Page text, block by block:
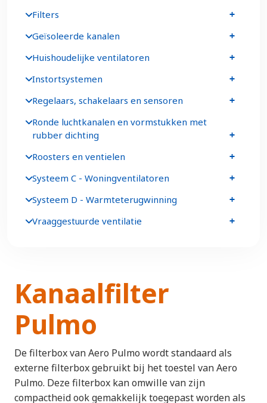
Kanaalfilter
Pulmo
De filterbox van Aero Pulmo wordt standaard als
externe filterbox gebruikt bij het toestel van Aero
Pulmo. Deze filterbox kan omwille van zijn
compactheid ook gemakkelijk toegepast worden als
Filters
Geïsoleerde kanalen
Huishoudelijke ventilatoren
Instortsystemen
Regelaars, schakelaars en sensoren
Ronde luchtkanalen en vormstukken met
rubber dichting
Roosters en ventielen
Systeem C - Woningventilatoren
Systeem D - Warmteterugwinning
Vraaggestuurde ventilatie